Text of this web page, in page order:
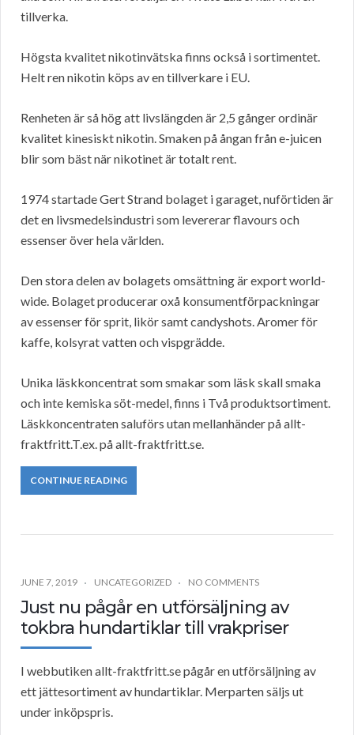
tillverka.
Högsta kvalitet nikotinvätska finns också i sortimentet.
Helt ren nikotin köps av en tillverkare i EU.
Renheten är så hög att livslängden är 2,5 gånger ordinär
kvalitet kinesiskt nikotin. Smaken på ångan från e-juicen
blir som bäst när nikotinet är totalt rent.
1974 startade Gert Strand bolaget i garaget, nuförtiden är
det en livsmedelsindustri som levererar flavours och
essenser över hela världen.
Den stora delen av bolagets omsättning är export world-
wide. Bolaget producerar oxå konsumentförpackningar
av essenser för sprit, likör samt candyshots. Aromer för
kaffe, kolsyrat vatten och vispgrädde.
Unika läskkoncentrat som smakar som läsk skall smaka
och inte kemiska söt-medel, finns i Två produktsortiment.
Läskkoncentraten saluförs utan mellanhänder på allt-
fraktfritt.T.ex. på allt-fraktfritt.se.
CONTINUE READING
JUNE 7, 2019 UNCATEGORIZED NO COMMENTS
Just nu pågår en utförsäljning av
tokbra hundartiklar till vrakpriser
I webbutiken allt-fraktfritt.se pågår en utförsäljning av
ett jättesortiment av hundartiklar. Merparten säljs ut
under inköpspris.